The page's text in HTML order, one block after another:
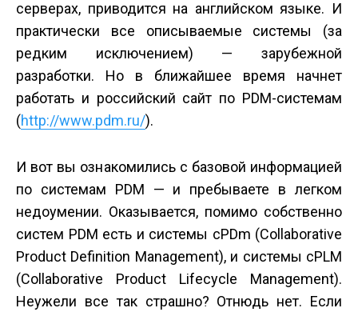
серверах, приводится на английском языке. И
практически все описываемые системы (за
редким исключением) — зарубежной
разработки. Но в ближайшее время начнет
работать и российский сайт по PDM-системам
(http://www.pdm.ru/).
И вот вы ознакомились с базовой информацией
по системам PDM — и пребываете в легком
недоумении. Оказывается, помимо собственно
систем PDM есть и системы cPDm (Collaborative
Product Definition Management), и системы cPLM
(Collaborative Product Lifecycle Management).
Неужели все так страшно? Отнюдь нет. Если